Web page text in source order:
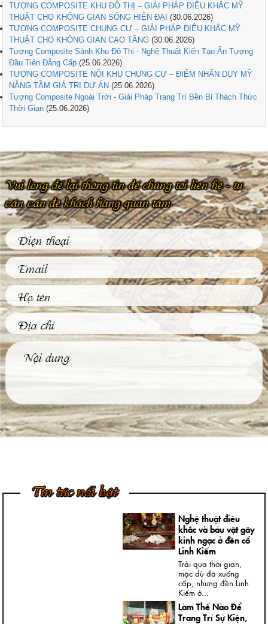
TƯỢNG COMPOSITE KHU ĐÔ THỊ – GIẢI PHÁP ĐIÊU KHẮC MỸ
THUẬT CHO KHÔNG GIAN SỐNG HIỆN ĐẠI (30.06.2026)
TƯỢNG COMPOSITE CHUNG CƯ – GIẢI PHÁP ĐIÊU KHẮC MỸ
THUẬT CHO KHÔNG GIAN CAO TẦNG (30.06.2026)
Tượng Composite Sảnh Khu Đô Thị - Nghệ Thuật Kiến Tạo Ấn Tượng
Đầu Tiên Đẳng Cấp (25.06.2026)
TƯỢNG COMPOSITE NỘI KHU CHUNG CƯ – ĐIỂM NHẤN DUY MỸ
NÂNG TẦM GIÁ TRỊ DỰ ÁN (25.06.2026)
Tượng Composite Ngoài Trời - Giải Pháp Trang Trí Bền Bỉ Thách Thức
Thời Gian (25.06.2026)
Vui lòng để lại thông tin để chúng tôi liên hệ - tư
vấn vấn đề khách hàng quan tâm
Tin tức nổi bật
Phù Điêu Và Những
Thực Trong Đời
Sống Thường Ngày
phù điêu hiện nay
Tìm Hiểu Về Kỹ
ngưỡng những bức
tượng đồng...
4 Bước Quan Trọng
Trong Quy Trình
tượng khá thông dụng
Nghệ thuật điêu
khắc và báu vật gây
kinh ngạc ở đền cổ
Linh Kiếm
Trải qua thời gian,
mặc dù đã xuống
cấp, nhưng đền Linh
Kiếm ở...
Làm Thế Nào Để
Trang Trí Sự Kiện,